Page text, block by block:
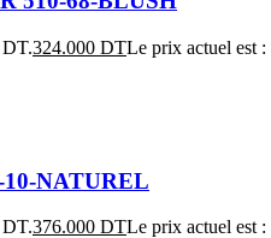
324.000 DTLe prix actuel est
NATUREL
376.000 DTLe prix actuel est